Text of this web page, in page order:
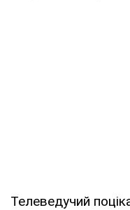
Телеведучий